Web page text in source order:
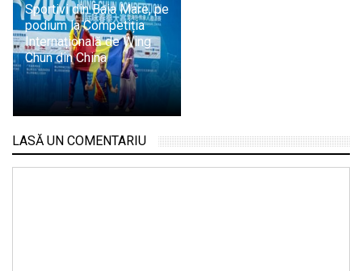
Sportivi din Baia Mare, pe
podium la Competiția
Internațională de Wing
Chun din China
LASĂ UN COMENTARIU